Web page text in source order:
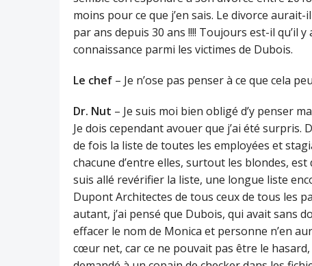
moins pour ce que j’en sais. Le divorce
par ans depuis 30 ans !!!! Toujours est-il qu’il
connaissance parmi les victimes de Dubois.
Le chef – Je n’ose pas penser à ce que cela
Dr. Nut – Je suis moi bien obligé d’y penser
Je dois cependant avouer que j’ai été surpris.
de fois la liste de toutes les employées et
chacune d’entre elles, surtout les blondes, est
suis allé revérifier la liste, une longue liste
Dupont Architectes de tous ceux de tous les
autant, j’ai pensé que Dubois, qui avait sans
effacer le nom de Monica et personne n’en
cœur net, car ce ne pouvait pas être le